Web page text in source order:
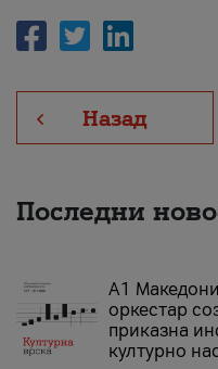
Назад
Последни
А1
оркестар
приказна
културно